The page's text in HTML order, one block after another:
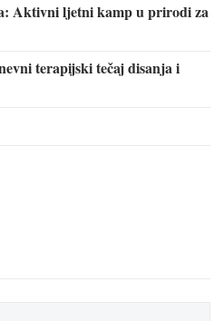
Aktivni ljetni kamp u prirodi za
terapijski tečaj disanja i